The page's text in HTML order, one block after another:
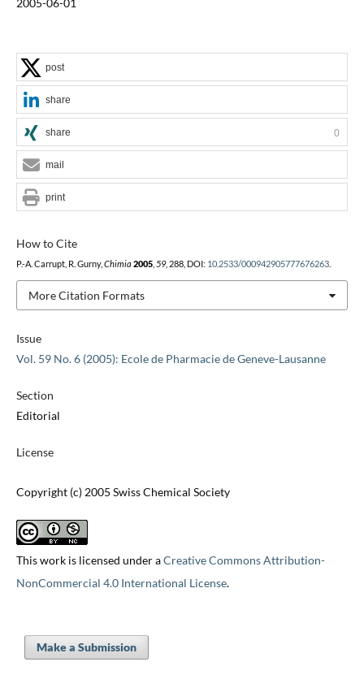
Issue
Vol. 59 No. 6 (2005): Ecole de Pharmacie de Geneve-Lausanne
Section
Editorial
License
Copyright (c) 2005 Swiss Chemical Society
This work is licensed under aCreative Commons Attribution-
NonCommercial 4.0 International License.
How to Cite
P.-A. Carrupt, R. Gurny, Chimia 2005, 59, 288, DOI: 10.2533/000942905777676263.
More Citation Formats
post
share
share 0
mail
print
Make a Submission